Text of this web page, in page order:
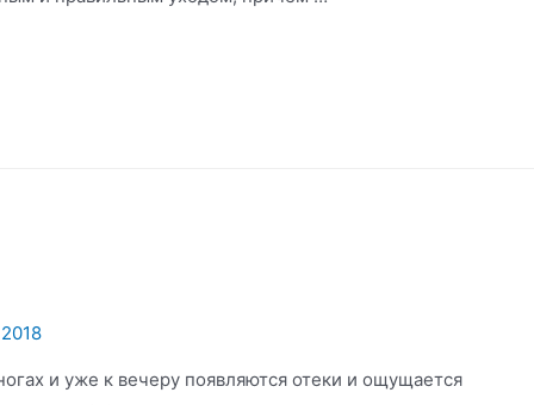
и уже к вечеру появляются отеки и ощущается